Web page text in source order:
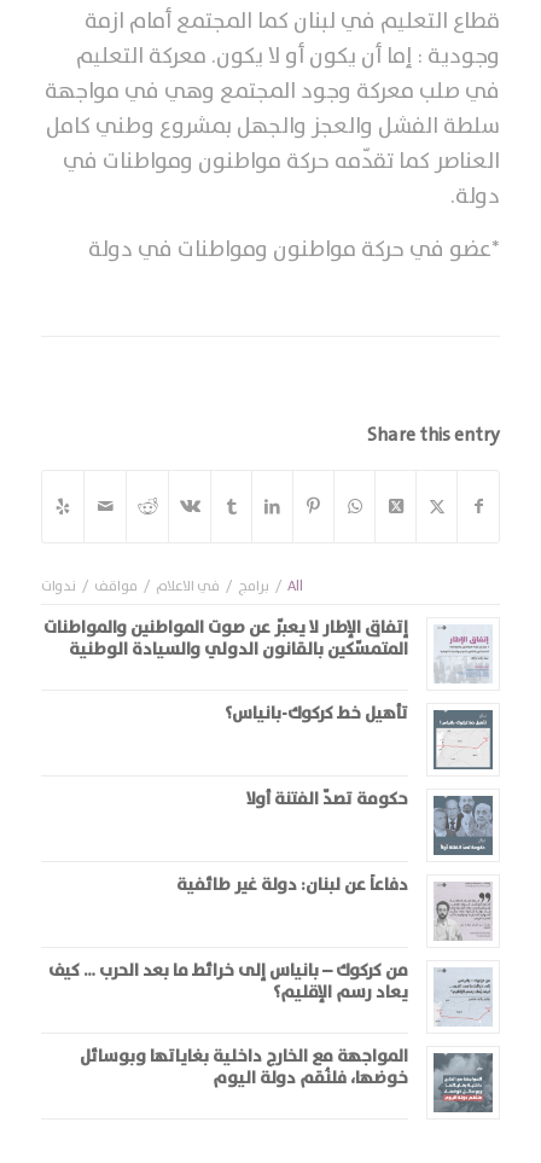
قطاع التعليم في لبنان كما المجتمع أمام ازمة
وجودية : إما أن يكون أو لا يكون. معركة التعليم
في صلب معركة وجود المجتمع وهي في مواجهة
سلطة الفشل والعجز والجهل بمشروع وطني كامل
العناصر كما تقدّمه حركة مواطنون ومواطنات في
دولة.
*عضو في حركة مواطنون ومواطنات في دولة
Share this entry
All
/ برامج / في الاعلام / مواقف / ندوات
إتفاق الإطار لا يعبّر عن صوت المواطنين والمواطنات
المتمسّكين بالقانون الدولي والسيادة الوطنية
تأهيل خط كركوك-بانياس؟
حكومة تصدّ الفتنة أولا
دفاعاً عن لبنان: دولة غير طائفية
من كركوك – بانياس إلى خرائط ما بعد الحرب … كيف
يعاد رسم الإقليم؟
المواجهة مع الخارج داخلية بغاياتها وبوسائل
خوضها، فلنُقم دولة اليوم